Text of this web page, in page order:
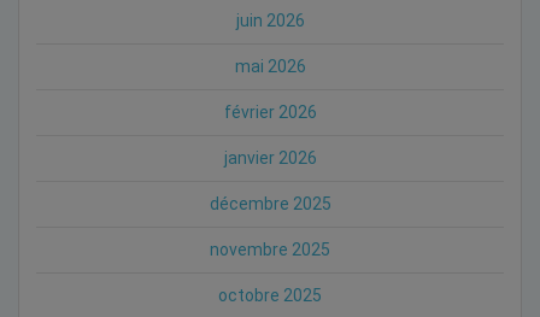
juin 2026
mai 2026
février 2026
janvier 2026
décembre 2025
novembre 2025
octobre 2025